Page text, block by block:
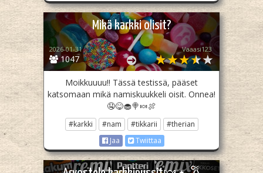
Mikä karkki olisit?
1047
2026-01-31 Vaaasi123
Moikkuuuu!! Tässä testissä, pääset
katsomaan mikä namiskuukkeli oisit. Onnea!
🤤😋🧁🍭🍬🍖
#karkki #nam #tikkarii
#therian
Jaa
Twiittaa